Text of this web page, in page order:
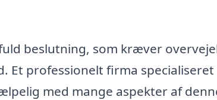
beslutning, som kræver
professionelt firma specialiseret
med mange aspekter af